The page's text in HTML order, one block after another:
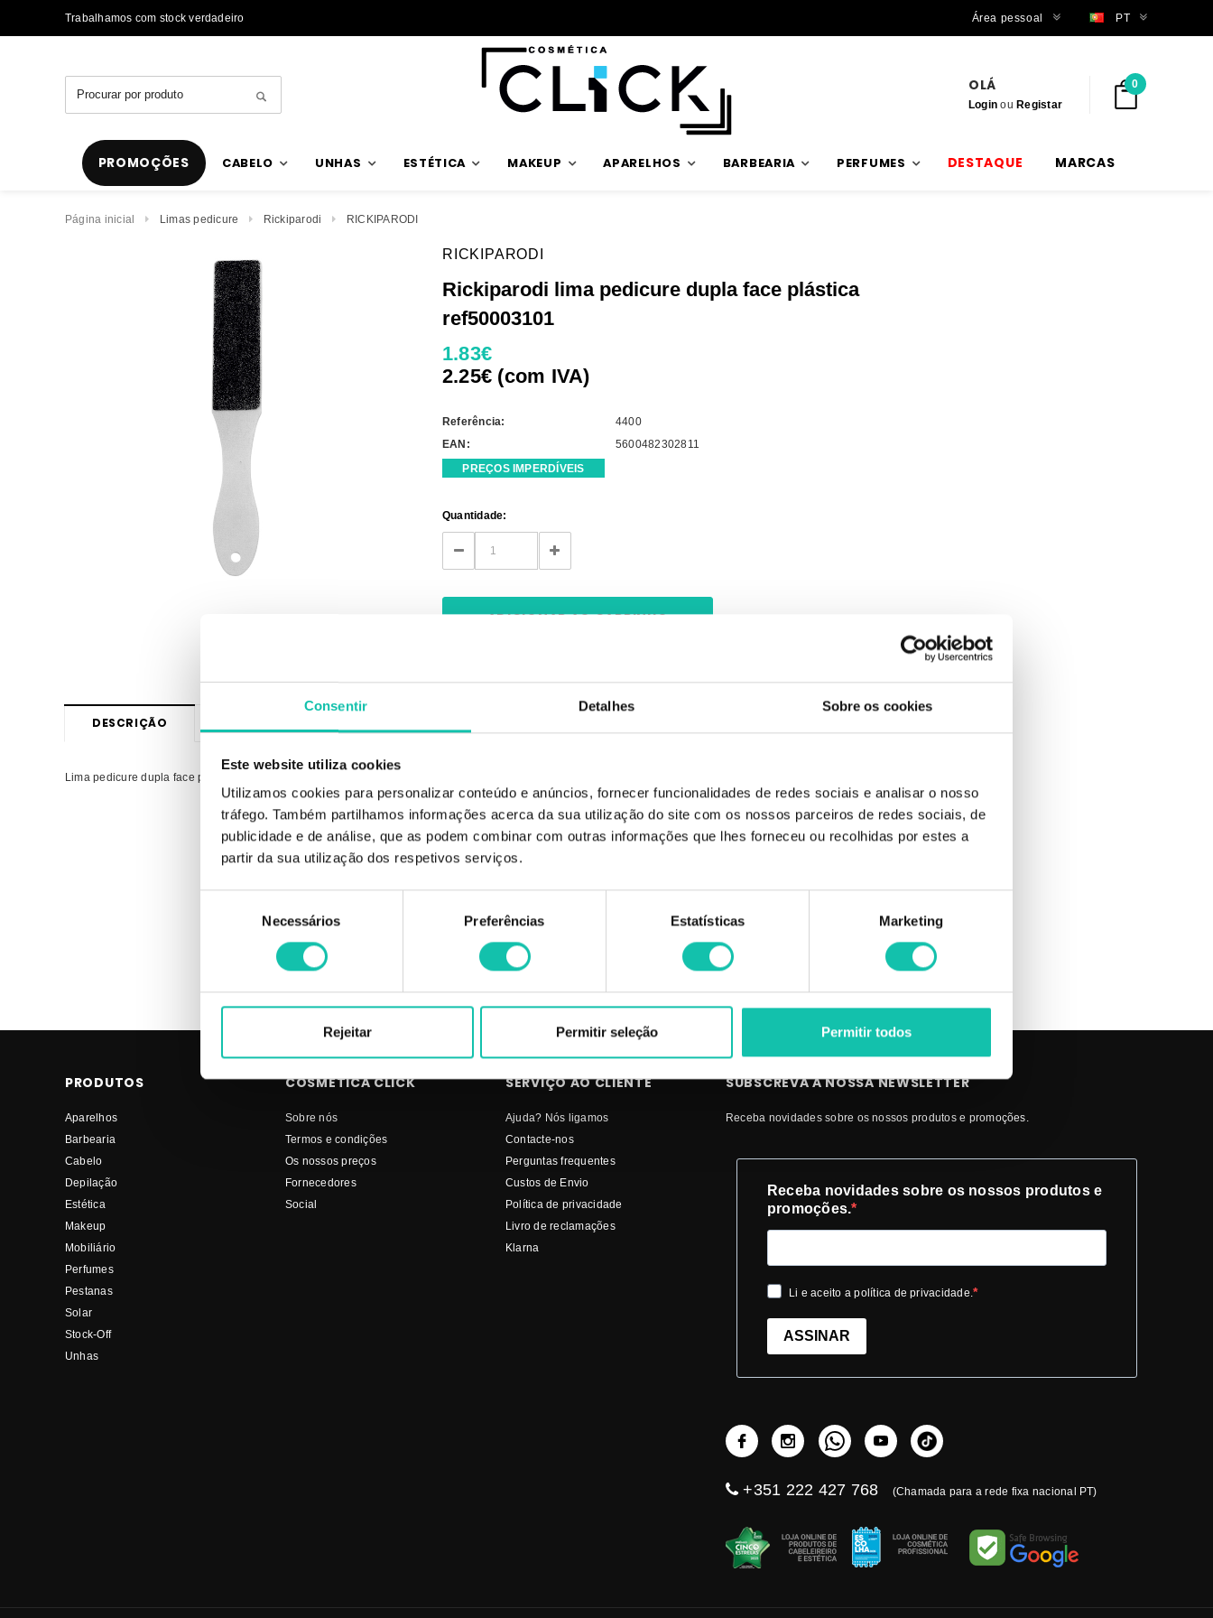
Consentir Detalhes Sobre os cookies
Este website utiliza cookies
Utilizamos cookies para personalizar conteúdo e anúncios, fornecer funcionalidades de redes sociais e analisar o nosso
tráfego. Também partilhamos informações acerca da sua utilização do site com os nossos parceiros de redes sociais, de
publicidade e de análise, que as podem combinar com outras informações que lhes forneceu ou recolhidas por estes a
partir da sua utilização dos respetivos serviços.
consentimento
Necessários Preferências Estatísticas Marketing
Rejeitar Permitir seleção Permitir todos
Trabalhamos com stock verdadeiro Trabalhamos com stock verdadeiro
Área pessoal PT
OLÁ
Login ouRegistar
0
PROMOÇÕES CABELO UNHAS ESTÉTICA MAKEUP APARELHOS BARBEARIA PERFUMES DESTAQUE MARCAS
Página inicial Limas pedicure Rickiparodi RICKIPARODI
RICKIPARODI
Rickiparodi lima pedicure dupla face plástica
ref50003101
1.83€
2.25€ (com IVA)
Referência:
4400
EAN:
5600482302811
PREÇOS IMPERDÍVEIS
Current
Stock:
Quantidade:
DECREASE
QUANTITY:
INCREASE
QUANTITY:
DESCRIÇÃO
Lima pedicure dupla face plana flexível
Comprar Limas pedicure RICKIPARODI RICKIPARODI MELHOR PREÇO | Comprar RICKIPARODI Limas pedicure RICKIPARODI MELHOR PREÇO | Limas
pedicure RICKIPARODI RICKIPARODI MELHOR PREÇO
PRODUTOS
Aparelhos
Barbearia
Cabelo
Depilação
Estética
Makeup
Mobiliário
Perfumes
Pestanas
Solar
Stock-Off
Unhas
COSMÉTICA CLICK
Sobre nós
Termos e condições
Os nossos preços
Fornecedores
Social
SERVIÇO AO CLIENTE
Ajuda? Nós ligamos
Contacte-nos
Perguntas frequentes
Custos de Envio
Política de privacidade
Livro de reclamações
Klarna
SUBSCREVA A NOSSA NEWSLETTER
Receba novidades sobre os nossos produtos e promoções.
Receba novidades sobre os nossos produtos e
promoções.
Li e aceito a política de privacidade.
ASSINAR
+351 222 427 768 (Chamada para a rede fixa nacional PT)